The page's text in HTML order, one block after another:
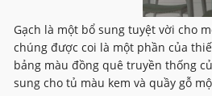
Gạch là một bổ sung tuyệt vời cho
chúng được coi là một phần của
bảng màu đồng quê truyền thống
sung cho tủ màu kem và quầy gỗ